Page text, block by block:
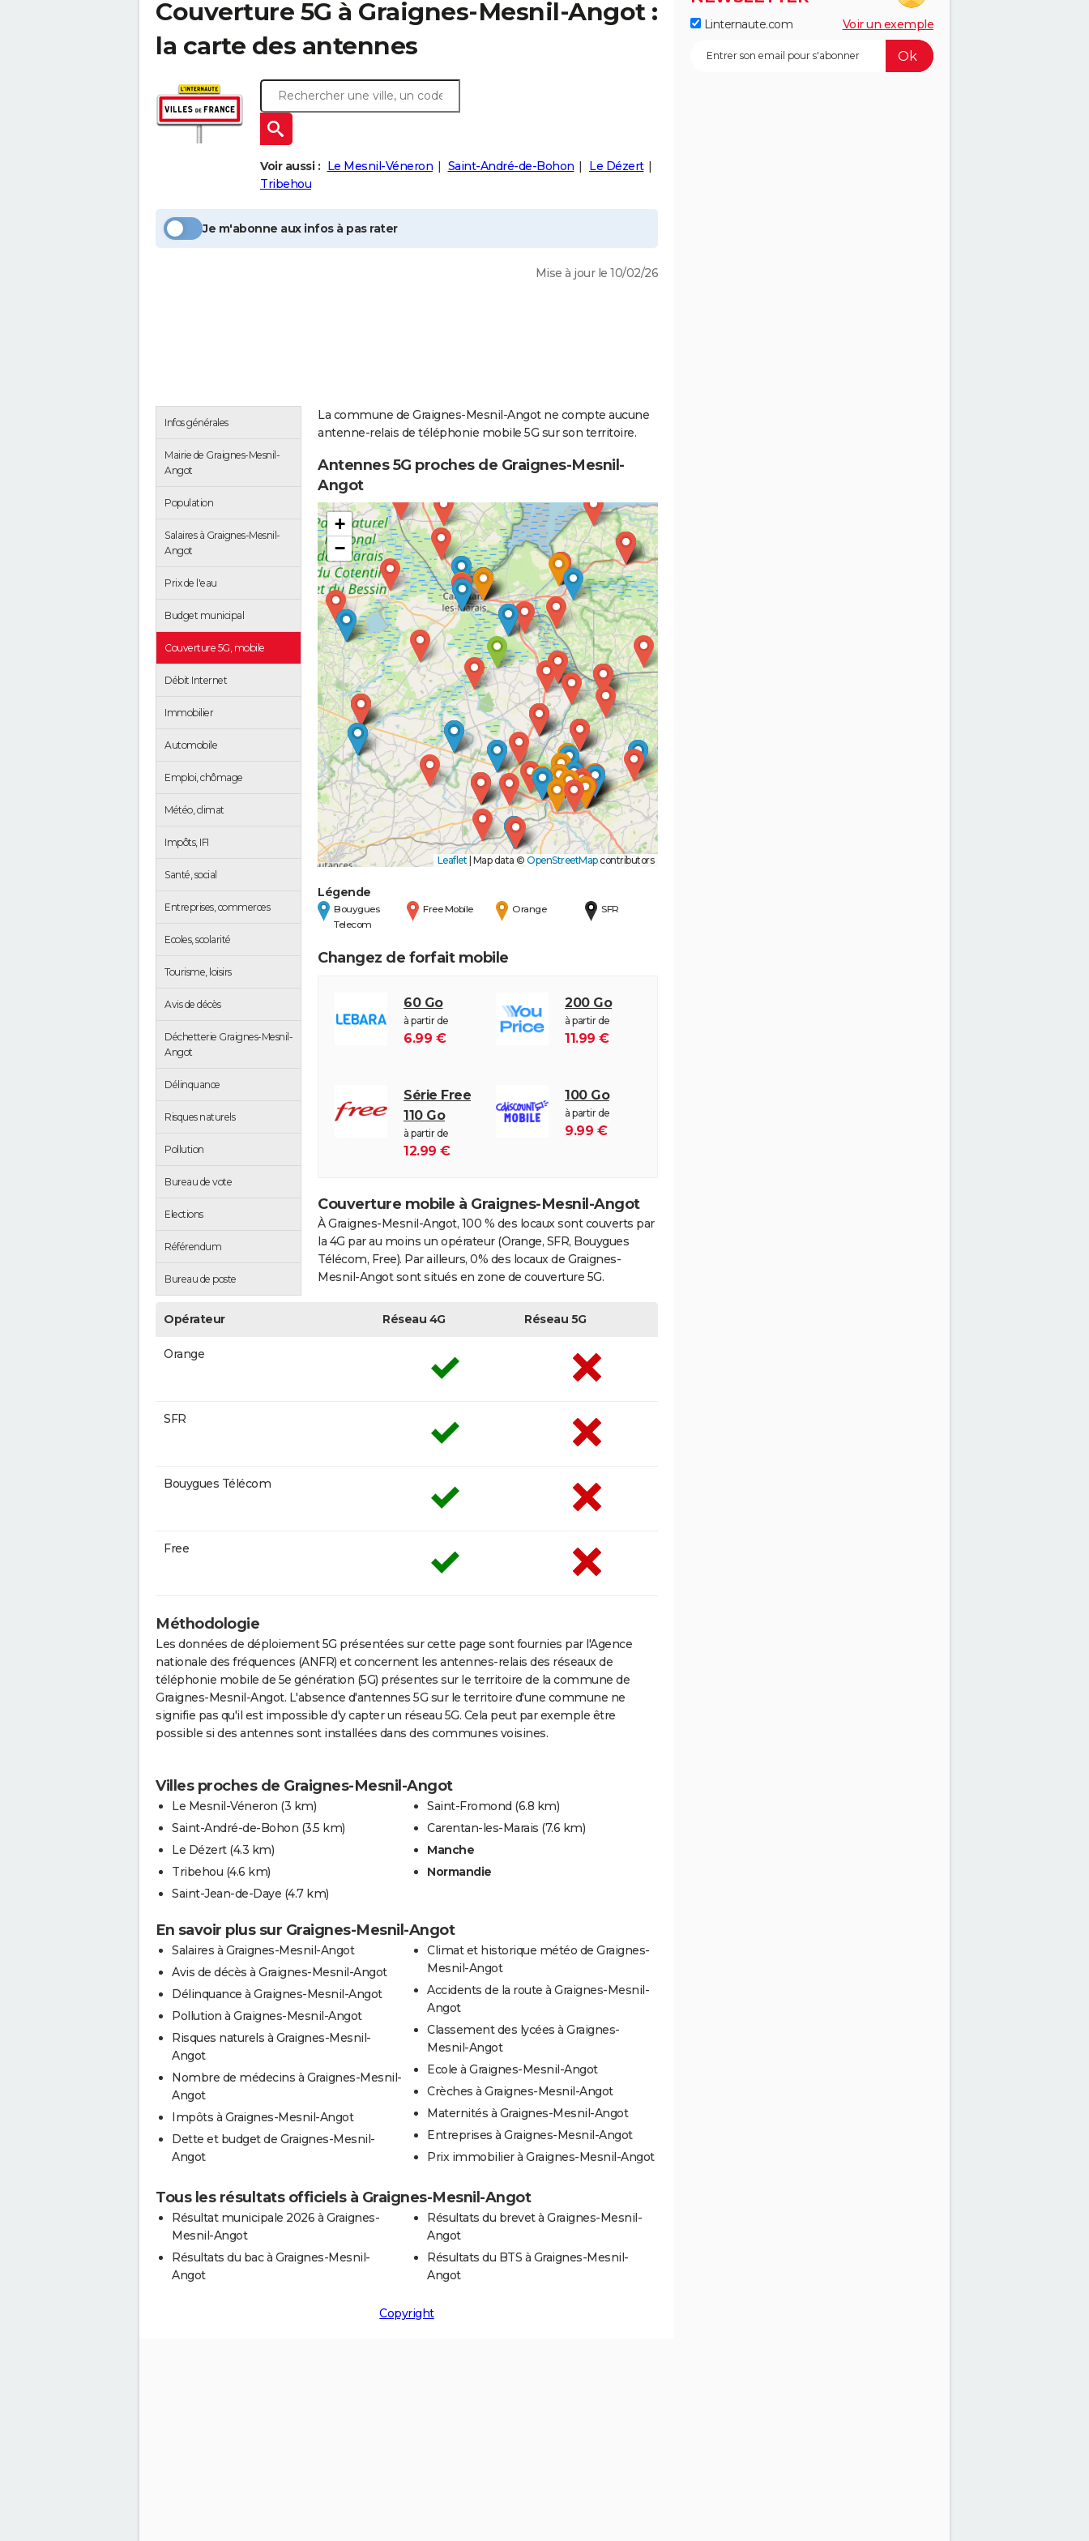
Couverture 5G à Graignes-Mesnil-Angot:
la carte des antennes
Voir aussi : Le Mesnil-Véneron Saint-André-de-Bohon
Le Dézert
Tribehou
Je m'abonne aux infos à pas rater
Mise à jour le 10/02/26
Infos générales
Mairie de Graignes-Mesnil-
Angot
Population
Salaires à Graignes-Mesnil-
Angot
Prix de l'eau
Budget municipal
Couverture 5G, mobile
Débit Internet
Immobilier
Automobile
Emploi, chômage
Météo, climat
Impôts, IFI
Santé, social
Entreprises, commerces
Ecoles, scolarité
Tourisme, loisirs
Avis de décès
Déchetterie Graignes-Mesnil-
Angot
Délinquance
Risques naturels
Pollution
Bureau de vote
Elections
Référendum
Bureau de poste
La commune de Graignes-Mesnil-Angot ne compte aucune
antenne-relais de téléphonie mobile 5G sur son territoire.
Antennes 5G proches de Graignes-Mesnil-
Angot
+
−
Leaflet Map data © OpenStreetMapcontributors
Légende
Bouygues
Telecom
Free Mobile Orange SFR
Changez de forfait mobile
60 Go
à partir de
6.99 €
200 Go
à partir de
11.99 €
Série Free
110 Go
à partir de
12.99 €
100 Go
à partir de
9.99 €
Couverture mobile à Graignes-Mesnil-Angot
À Graignes-Mesnil-Angot, 100 % des locaux sont couverts par
la 4G par au moins un opérateur (Orange, SFR, Bouygues
Télécom, Free). Par ailleurs, 0% des locaux de Graignes-
Mesnil-Angot sont situés en zone de couverture 5G.
Opérateur Réseau 4G Réseau 5G
Orange
SFR
Bouygues Télécom
Free
Méthodologie
Les données de déploiement 5G présentées sur cette page sont fournies par l'Agence
nationale des fréquences (ANFR) et concernent les antennes-relais des réseaux de
téléphonie mobile de 5e génération (5G) présentes sur le territoire de la commune de
Graignes-Mesnil-Angot. L'absence d'antennes 5G sur le territoire d'une commune ne
signifie pas qu'il est impossible d'y capter un réseau 5G. Cela peut par exemple être
possible si des antennes sont installées dans des communes voisines.
Villes proches de Graignes-Mesnil-Angot
Le Mesnil-Véneron (3 km)
Saint-André-de-Bohon (3.5 km)
Le Dézert (4.3 km)
Tribehou (4.6 km)
Saint-Jean-de-Daye (4.7 km)
Saint-Fromond (6.8 km)
Carentan-les-Marais (7.6 km)
Manche
Normandie
En savoir plus sur Graignes-Mesnil-Angot
Salaires à Graignes-Mesnil-Angot
Avis de décès à Graignes-Mesnil-Angot
Délinquance à Graignes-Mesnil-Angot
Pollution à Graignes-Mesnil-Angot
Risques naturels à Graignes-Mesnil-
Angot
Nombre de médecins à Graignes-Mesnil-
Angot
Impôts à Graignes-Mesnil-Angot
Dette et budget de Graignes-Mesnil-
Angot
Climat et historique météo de Graignes-
Mesnil-Angot
Accidents de la route à Graignes-Mesnil-
Angot
Classement des lycées à Graignes-
Mesnil-Angot
Ecole à Graignes-Mesnil-Angot
Crèches à Graignes-Mesnil-Angot
Maternités à Graignes-Mesnil-Angot
Entreprises à Graignes-Mesnil-Angot
Prix immobilier à Graignes-Mesnil-Angot
Tous les résultats officiels à Graignes-Mesnil-Angot
Résultat municipale 2026 à Graignes-
Mesnil-Angot
Résultats du bac à Graignes-Mesnil-
Angot
Résultats du brevet à Graignes-Mesnil-
Angot
Résultats du BTS à Graignes-Mesnil-
Angot
Copyright
Linternaute.com Voir un exemple